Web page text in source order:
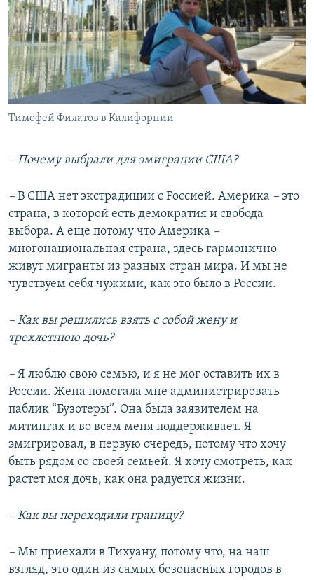
Тимофей Филатов в Калифорнии
– Почему выбрали для эмиграции США?
– В США нет экстрадиции с Россией. Америка – это
страна, в которой есть демократия и свобода
выбора. А еще потому что Америка –
многонациональная страна, здесь гармонично
живут мигранты из разных стран мира. И мы не
чувствуем себя чужими, как это было в России.
– Как вы решились взять с собой жену и
трехлетнюю дочь?
– Я люблю свою семью, и я не мог оставить их в
России. Жена помогала мне администрировать
паблик “Бузотеры”. Она была заявителем на
митингах и во всем меня поддерживает. Я
эмигрировал, в первую очередь, потому что хочу
быть рядом со своей семьей. Я хочу смотреть, как
растет моя дочь, как она радуется жизни.
– Как вы переходили границу?
– Мы приехали в Тихуану, потому что, на наш
взгляд, это один из самых безопасных городов в